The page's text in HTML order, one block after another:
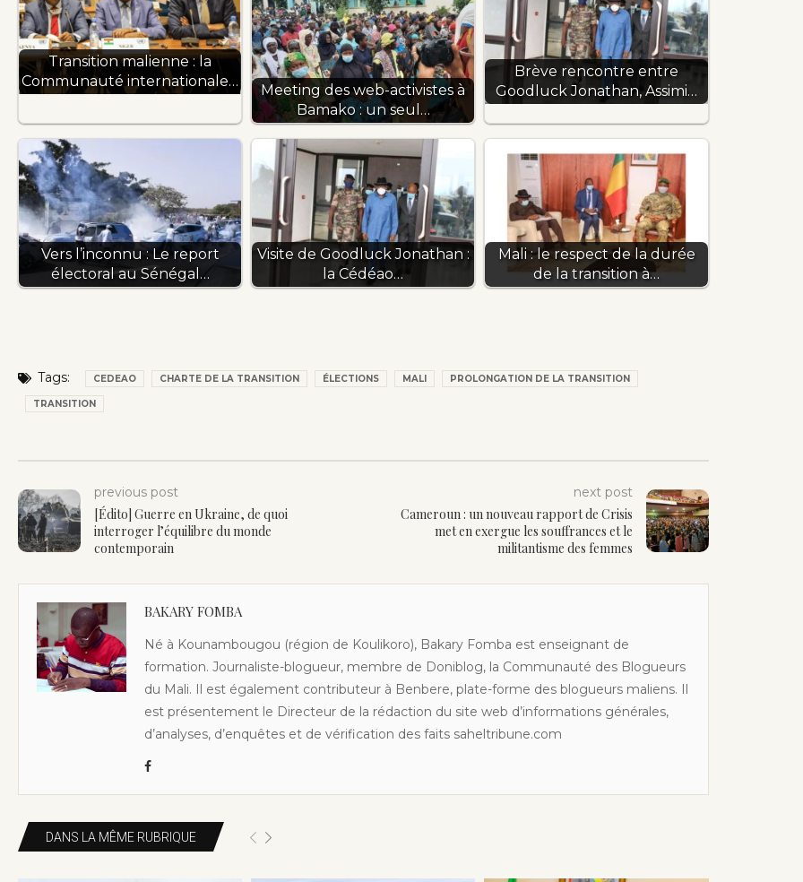
Transition malienne : la
Communauté internationale…
Meeting des web-activistes à
Bamako : un seul…
Brève rencontre entre
Goodluck Jonathan, Assimi…
Vers l’inconnu : Le report
électoral au Sénégal…
Visite de Goodluck Jonathan :
la Cédéao…
Mali : le respect de la durée
de la transition à…
Tags: CEDEAO CHARTE DE LA TRANSITION ÉLECTIONS MALI PROLONGATION DE LA TRANSITION
TRANSITION
previous post
[Édito] Guerre en Ukraine, de quoi
interroger l’équilibre du monde
contemporain
next post
Cameroun : un nouveau rapport de Crisis
met en exergue les souffrances et le
militantisme des femmes
BAKARY FOMBA
Né à Kounambougou (région de Koulikoro), Bakary Fomba est enseignant de
formation. Journaliste-blogueur, membre de Doniblog, la Communauté des Blogueurs
du Mali. Il est également contributeur à Benbere, plate-forme des blogueurs maliens. Il
est présentement le Directeur de la rédaction du site web d’informations générales,
d’analyses, d’enquêtes et de vérification des faits saheltribune.com
DANS LA MÊME RUBRIQUE